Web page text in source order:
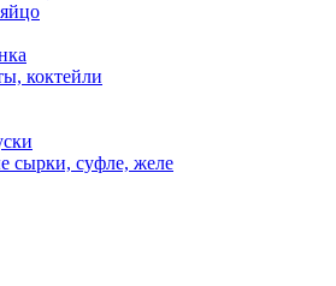
коктейли
сырки, суфле, желе